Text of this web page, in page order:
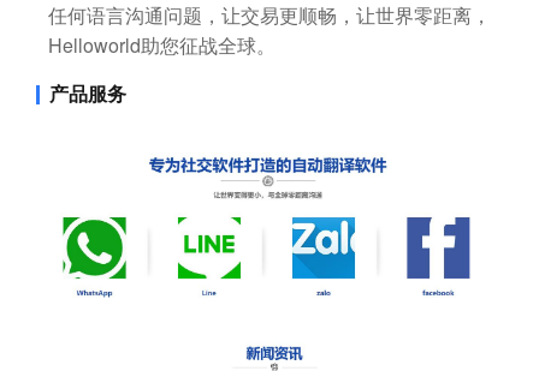
任何语言沟通问题，让交易更顺畅，让世界零距离，
Helloworld助您征战全球。
产品服务